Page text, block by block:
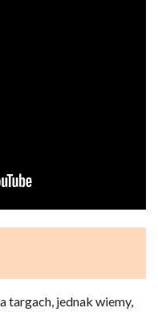
targach, jednak wiemy,